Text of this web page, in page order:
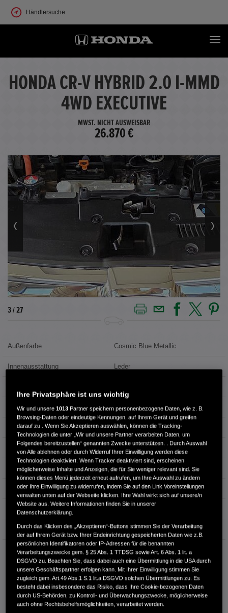
Händlersuche
HONDA CR-V HYBRID 2.0 I-MMD
4WD EXECUTIVE
MWST. NICHT AUSWEISBAR
26.870 €
4 / 27
Außenfarbe Cosmic Blue Metallic
Innenausstattung Leder
Kraftstoffart Benzin
Getriebe Automatik
Türen 5
Leistung 135 kW / 184 PS
Hubraum 1.993 cm³
Erstzulassung 02.2019
Bauart SUV
AUTOHAUS LIETZE & LOGALL ANKLAM GMBH
Spantekower Landstraße 35a
17389 Anklam
RUFEN SIE UNS AN:
03971-831098
Ihre Privatsphäre ist uns wichtig
Wir und unsere1013 Partner speichern personenbezogene Daten, wie z. B.
Browsing-Daten oder eindeutige Kennungen, auf Ihrem Gerät und greifen
darauf zu . Wenn Sie Akzeptieren auswählen, können die Tracking-
Technologien die unter „Wir und unsere Partner verarbeiten Daten, um
Folgendes bereitzustellen“ genannten Zwecke unterstützen. . Durch Auswahl
von Alle ablehnen oder durch Widerruf Ihrer Einwilligung werden diese
Technologien deaktiviert. Wenn Tracker deaktiviert sind, erscheinen
möglicherweise Inhalte und Anzeigen, die für Sie weniger relevant sind. Sie
können dieses Menü jederzeit erneut aufrufen, um Ihre Auswahl zu ändern
oder Ihre Einwilligung zu widerrufen, indem Sie auf den Link Voreinstellungen
verwalten unten auf der Webseite klicken. Ihre Wahl wirkt sich auf unsere/n
Website aus. Weitere Informationen finden Sie in unserer
Datenschutzerklärung.
Durch das Klicken des „Akzeptieren“-Buttons stimmen Sie der Verarbeitung
der auf Ihrem Gerät bzw. Ihrer Endeinrichtung gespeicherten Daten wie z.B.
persönlichen Identifikatoren oder IP-Adressen für die benannten
Verarbeitungszwecke gem. § 25 Abs. 1 TTDSG sowie Art. 6 Abs. 1 lit. a
DSGVO zu. Beachten Sie, dass dabei auch eine Übermittlung in die USA durch
unsere Geschäftspartner erfolgen kann. Mit Ihrer Einwilligung stimmen Sie
zugleich gem. Art.49 Abs.1 S.1 lit.a DSGVO solchen Übermittlungen zu. Es
besteht dabei insbesondere das Risiko, dass Ihre Cookie-bezogenen Daten
durch US-Behörden, zu Kontroll- und Überwachungszwecke, möglicherweise
auch ohne Rechtsbehelfsmöglichkeiten, verarbeitet werden.